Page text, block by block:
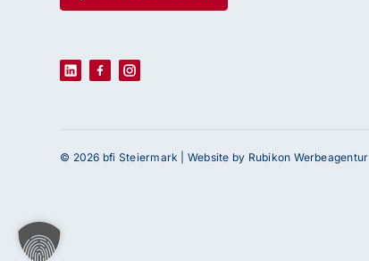
© 2026 bfi Steiermark | Website by Rubikon Werbeagentur